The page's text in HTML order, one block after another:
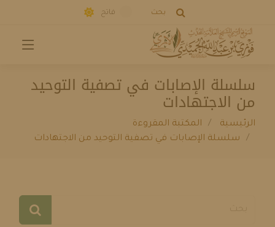
بحث فاتح
سلسلة الإصابات في تصفية التوحيد
من الاجتهادات
الرئيسية
المكتبة المقروءة
سلسلة الإصابات في تصفية التوحيد من الاجتهادات